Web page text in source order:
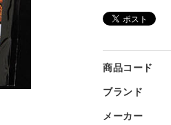
商品コード
ブランド
メーカー